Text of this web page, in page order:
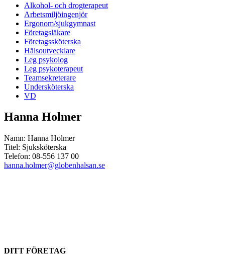
Alkohol- och drogterapeut
Arbetsmiljöingenjör
Ergonom/sjukgymnast
Företagsläkare
Företagssköterska
Hälsoutvecklare
Leg psykolog
Leg psykoterapeut
Teamsekreterare
Undersköterska
VD
Hanna Holmer
Namn: Hanna Holmer
Titel: Sjuksköterska
Telefon: 08-556 137 00
hanna.holmer@globenhalsan.se
DITT FÖRETAG